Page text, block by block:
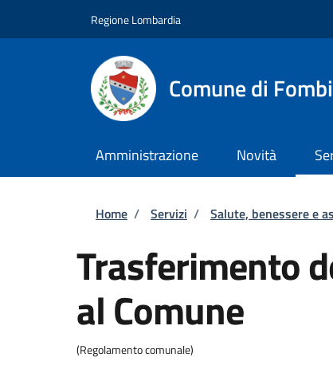
Regione Lombardia
Comune di
Amministrazione Novità
Briciole di pane
Home / Servizi / Salute, benessere e
Trasferimento
al Comune
(Regolamento comunale)